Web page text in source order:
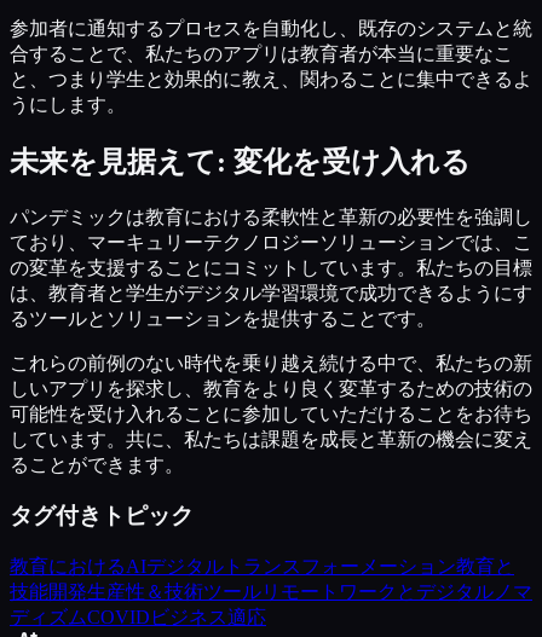
参加者に通知するプロセスを自動化し、既存のシステムと統
合することで、私たちのアプリは教育者が本当に重要なこ
と、つまり学生と効果的に教え、関わることに集中できるよ
うにします。
未来を見据えて: 変化を受け入れる
パンデミックは教育における柔軟性と革新の必要性を強調し
ており、マーキュリーテクノロジーソリューションでは、こ
の変革を支援することにコミットしています。私たちの目標
は、教育者と学生がデジタル学習環境で成功できるようにす
るツールとソリューションを提供することです。
これらの前例のない時代を乗り越え続ける中で、私たちの新
しいアプリを探求し、教育をより良く変革するための技術の
可能性を受け入れることに参加していただけることをお待ち
しています。共に、私たちは課題を成長と革新の機会に変え
ることができます。
タグ付きトピック
教育におけるAIデジタルトランスフォーメーション教育と
技能開発生産性＆技術ツールリモートワークとデジタルノマ
ディズムCOVIDビジネス適応